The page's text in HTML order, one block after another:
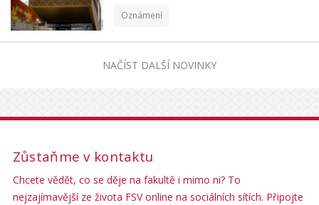
Oznámení
NAČÍST DALŠÍ NOVINKY
Zůstaňme v kontaktu
Chcete vědět, co se děje na fakultě i mimo ni? To
nejzajímavější ze života FSV online na sociálních sítích. Připojte